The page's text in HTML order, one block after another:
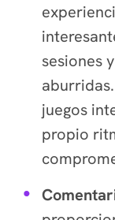
sesiones
juegos
propio